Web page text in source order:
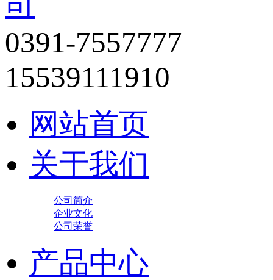
0391-7557777
15539111910
网站首页
关于我们
公司简介
企业文化
公司荣誉
产品中心